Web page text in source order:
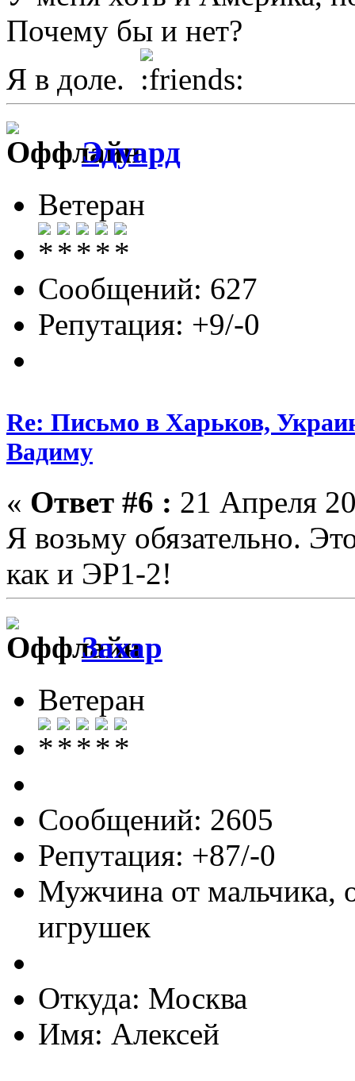
Почему бы и нет?
Я в доле.
Эдуард
Ветеран
Сообщений: 627
Репутация: +9/-0
Re: Письмо в Харьков,
Вадиму
« Ответ #6 : 21 Апреля
Я возьму обязательно.
как и ЭР1-2!
Захар
Ветеран
Сообщений: 2605
Репутация: +87/-0
Мужчина от мальчика,
игрушек
Откуда: Москва
Имя: Алексей